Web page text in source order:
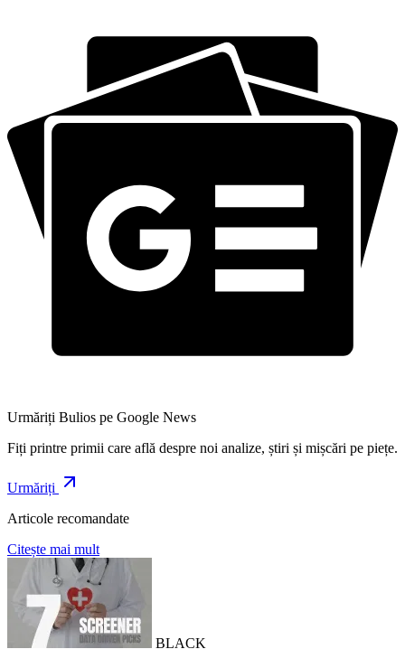
Urmăriți Bulios pe Google News
Fiți printre primii care află despre noi analize, știri și mișcări pe piețe.
Urmăriți
Articole recomandate
Citește mai mult
BLACK